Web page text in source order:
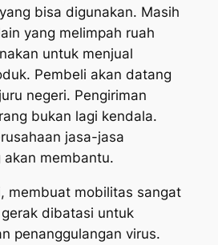
bisa digunakan. Masih
yang melimpah ruah
untuk menjual
Pembeli akan datang
negeri. Pengiriman
bukan lagi kendala.
jasa-jasa
akan membantu.
membuat mobilitas sangat
dibatasi untuk
penanggulangan virus.